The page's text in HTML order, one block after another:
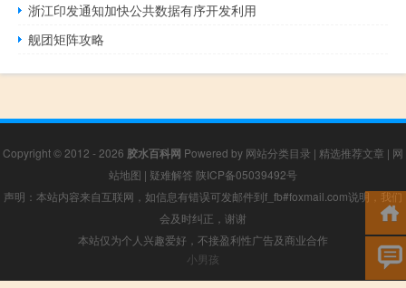
浙江印发通知加快公共数据有序开发利用
舰团矩阵攻略
Copyright © 2012 - 2026 胶水百科网 Powered by 网站分类目录 | 精选推荐文章 | 网
站地图 | 疑难解答 陕ICP备05039492号
声明：本站内容来自互联网，如信息有错误可发邮件到f_fb#foxmail.com说明，我们
会及时纠正，谢谢
本站仅为个人兴趣爱好，不接盈利性广告及商业合作
小男孩